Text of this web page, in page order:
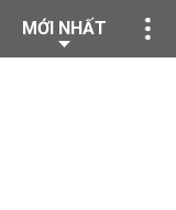
MỚI NHẤT